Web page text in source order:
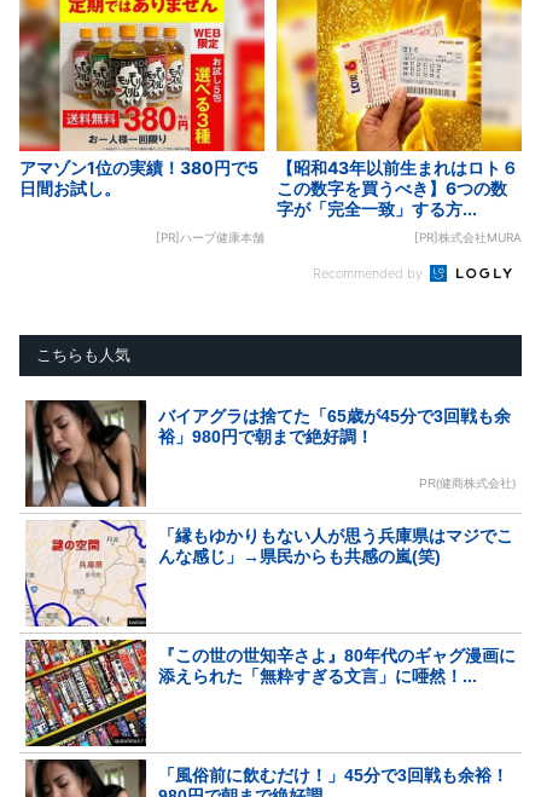
アマゾン1位の実績！380円で5
日間お試し。
[PR]ハーブ健康本舗
【昭和43年以前生まれはロト６
この数字を買うべき】6つの数
字が「完全一致」する方...
[PR]株式会社MURA
Recommended by
こちらも人気
バイアグラは捨てた「65歳が45分で3回戦も余
裕」980円で朝まで絶好調！
PR(健商株式会社)
「縁もゆかりもない人が思う兵庫県はマジでこ
んな感じ」→県民からも共感の嵐(笑)
『この世の世知辛さよ』80年代のギャグ漫画に
添えられた「無粋すぎる文言」に唖然！...
「風俗前に飲むだけ！」45分で3回戦も余裕！